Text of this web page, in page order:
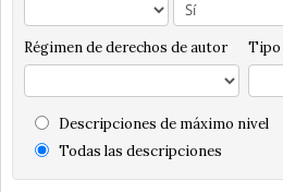
Régimen de derechos de autor Tipo
Descripciones de máximo nivel
Todas las descripciones